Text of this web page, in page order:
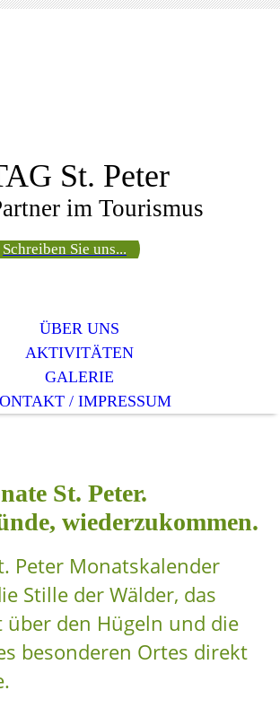
St. Peter
im Tourismus
Schreiben Sie uns...
ÜBER UNS
AKTIVITÄTEN
GALERIE
/ IMPRESSUM
St. Peter.
wiederzukommen.
Peter Monatskalender
Stille der Wälder, das
über den Hügeln und die
besonderen Ortes direkt